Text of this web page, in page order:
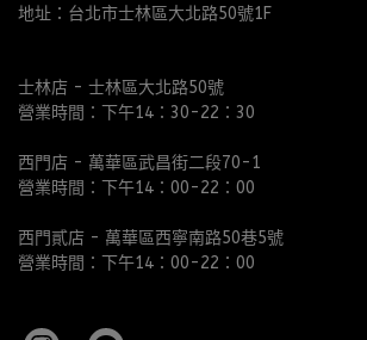
地址：台北市士林區大北路50號1F
士林店 - 士林區大北路50號
營業時間：下午14：30-22：30
西門店 - 萬華區武昌街二段70-1
營業時間：下午14：00-22：00
西門貳店 - 萬華區西寧南路50巷5號
營業時間：下午14：00-22：00